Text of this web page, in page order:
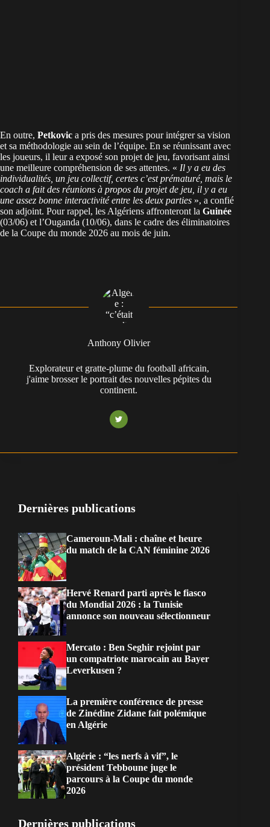
En outre, Petkovic a pris des mesures pour intégrer sa vision
et sa méthodologie au sein de l’équipe. En se réunissant avec
les joueurs, il leur a exposé son projet de jeu, favorisant ainsi
une meilleure compréhension de ses attentes. « Il y a eu des
individualités, un jeu collectif, certes c’est prématuré, mais le
coach a fait des réunions à propos du projet de jeu, il y a eu
une assez bonne interactivité entre les deux parties », a confié
son adjoint. Pour rappel, les Algériens affronteront la Guinée
(03/06) et l’Ouganda (10/06), dans le cadre des éliminatoires
de la Coupe du monde 2026 au mois de juin.
Anthony Olivier
Explorateur et gratte-plume du football africain,
j'aime brosser le portrait des nouvelles pépites du
continent.
Dernières publications
Cameroun-Mali : chaîne et heure
du match de la CAN féminine 2026
Hervé Renard parti après le fiasco
du Mondial 2026 : la Tunisie
annonce son nouveau sélectionneur
Mercato : Ben Seghir rejoint par
un compatriote marocain au Bayer
Leverkusen ?
La première conférence de presse
de Zinédine Zidane fait polémique
en Algérie
Algérie : “les nerfs à vif”, le
président Tebboune juge le
parcours à la Coupe du monde
2026
Dernières publications